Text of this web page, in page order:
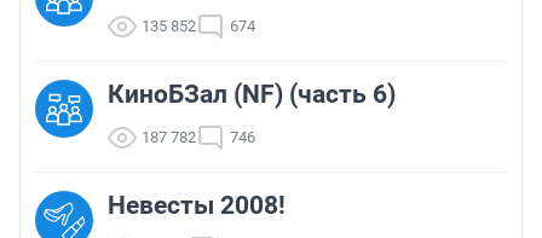
135 852 674
КиноБЗал (NF) (часть 6)
187 782 746
Невесты 2008!